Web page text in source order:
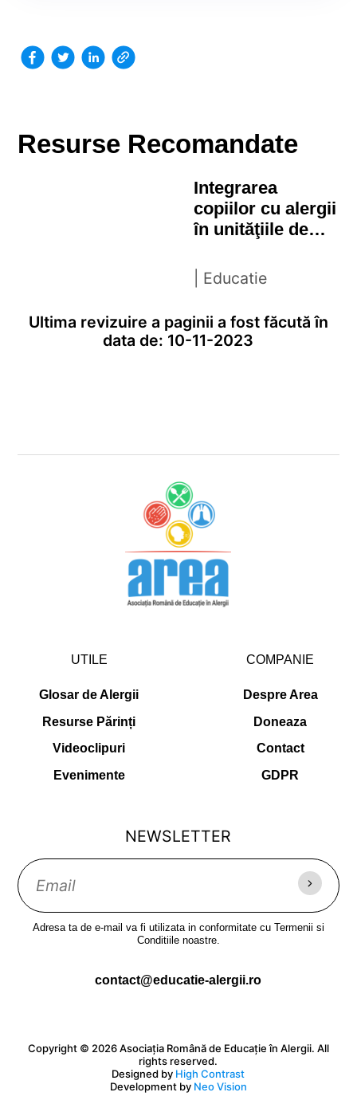
Resurse Recomandate
Integrarea
copiilor cu alergii
în unităţiile de
preuniversitar din
Romania
| Educatie
Ultima revizuire a paginii a fost făcută în
data de: 10-11-2023
UTILE
Glosar de Alergii
Resurse Părinți
Videoclipuri
Evenimente
COMPANIE
Despre Area
Doneaza
Contact
GDPR
NEWSLETTER
Adresa ta de e-mail va fi utilizata in conformitate cu Termenii si
Conditiile noastre.
contact@educatie-alergii.ro
Copyright © 2026 Asociația Română de Educație în Alergii. All
rights reserved.
Designed by High Contrast
Development by Neo Vision